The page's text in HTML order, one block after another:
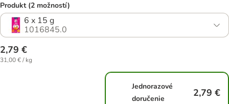
Produkt (2 možností)
6 x 15 g
1016845.0
2,79 €
31,00 € / kg
Jednorazové
doručenie
2,79 €